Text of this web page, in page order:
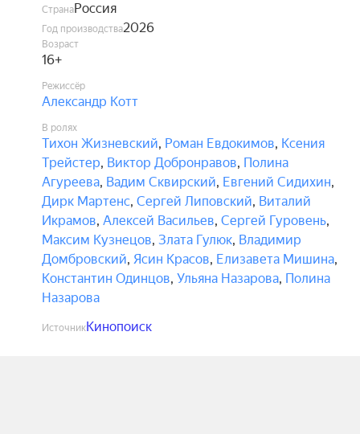
СтранаРоссия
Год производства2026
Возраст
16+
Режиссёр
Александр Котт
В ролях
Тихон Жизневский, Роман Евдокимов, Ксения
Трейстер, Виктор Добронравов, Полина
Агуреева, Вадим Сквирский, Евгений Сидихин,
Дирк Мартенс, Сергей Липовский, Виталий
Икрамов, Алексей Васильев, Сергей Гуровень,
Максим Кузнецов, Злата Гулюк, Владимир
Домбровский, Ясин Красов, Елизавета Мишина,
Константин Одинцов, Ульяна Назарова, Полина
Назарова
ИсточникКинопоиск